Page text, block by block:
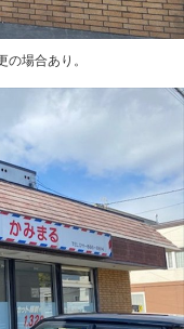
場合あり。